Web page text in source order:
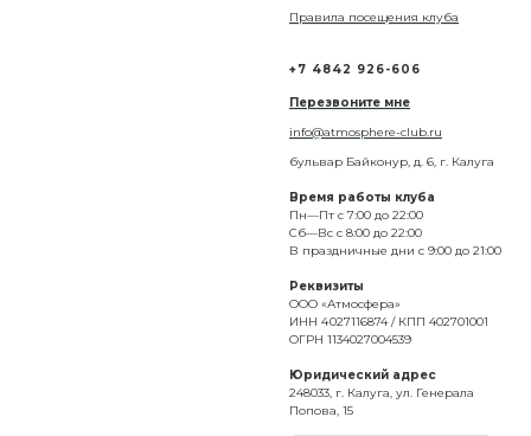
Правила посещения клуба
+7 4842 926-606
Перезвоните мне
info@atmosphere-club.ru
бульвар Байконур, д. 6, г. Калуга
Время работы клуба
Пн—Пт с 7:00 до 22:00
Сб—Вс с 8:00 до 22:00
В праздничные дни с 9:00 до 21:00
Реквизиты
ООО «Атмосфера»
ИНН 4 027116874 / КПП 402701001
ОГРН 1134027004539
Юридический адрес
248033, г. Калуга, ул. Генерала
Попова, 15